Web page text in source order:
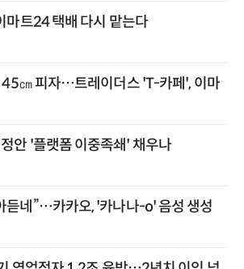
마트24 택배 다시 맡는다
㎝ 피자…트레이더스 'T-카페', 이마
안 '플랫폼 이중족쇄' 채우나
듣네”…카카오, '카나나-o' 음성 생성